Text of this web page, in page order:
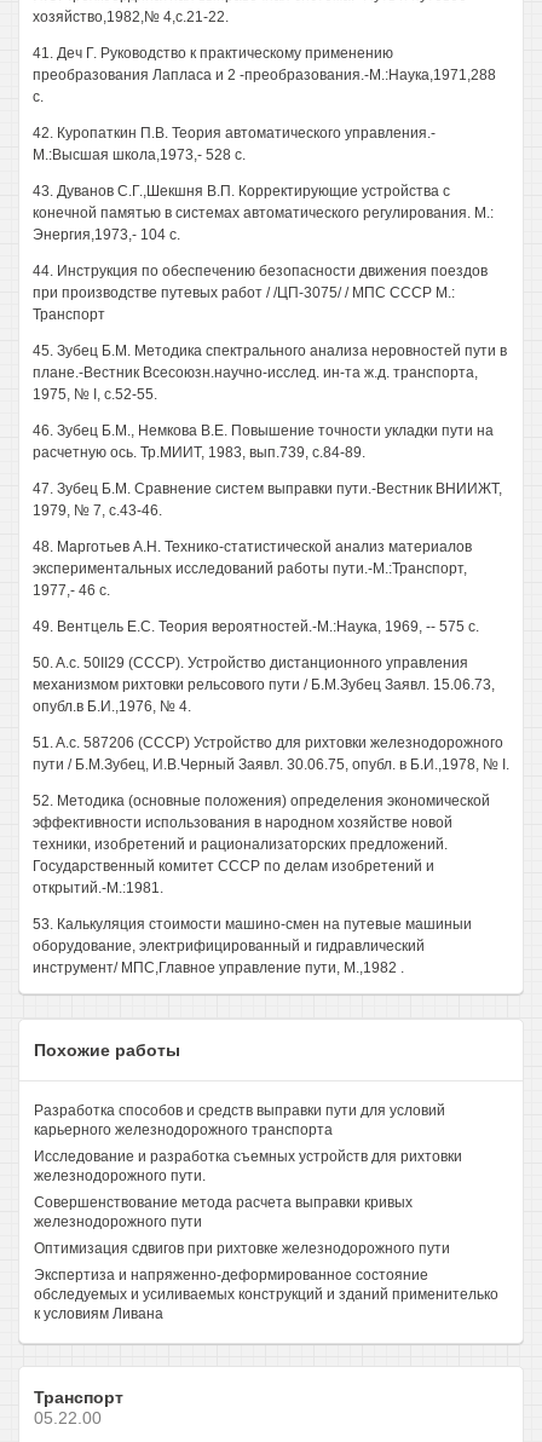
хозяйство,1982,№ 4,с.21-22.
41. Деч Г. Руководство к практическому применению
преобразования Лапласа и 2 -преобразования.-М.:Наука,1971,288
с.
42. Куропаткин П.В. Теория автоматического управления.-
М.:Высшая школа,1973,- 528 с.
43. Дуванов С.Г.,Шекшня В.П. Корректирующие устройства с
конечной памятью в системах автоматического регулирования. М.:
Энергия,1973,- 104 с.
44. Инструкция по обеспечению безопасности движения поездов
при производстве путевых работ / /ЦП-3075/ / МПС СССР М.:
Транспорт
45. Зубец Б.М. Методика спектрального анализа неровностей пути в
плане.-Вестник Всесоюзн.научно-исслед. ин-та ж.д. транспорта,
1975, № I, с.52-55.
46. Зубец Б.М., Немкова В.Е. Повышение точности укладки пути на
расчетную ось. Тр.МИИТ, 1983, вып.739, с.84-89.
47. Зубец Б.М. Сравнение систем выправки пути.-Вестник ВНИИЖТ,
1979, № 7, с.43-46.
48. Марготьев А.Н. Технико-статистической анализ материалов
экспериментальных исследований работы пути.-М.:Транспорт,
1977,- 46 с.
49. Вентцель Е.С. Теория вероятностей.-М.:Наука, 1969, -- 575 с.
50. A.c. 50II29 (СССР). Устройство дистанционного управления
механизмом рихтовки рельсового пути / Б.М.Зубец Заявл. 15.06.73,
опубл.в Б.И.,1976, № 4.
51. A.c. 587206 (СССР) Устройство для рихтовки железнодорожного
пути / Б.М.Зубец, И.В.Черный Заявл. 30.06.75, опубл. в Б.И.,1978, № I.
52. Методика (основные положения) определения экономической
эффективности использования в народном хозяйстве новой
техники, изобретений и рационализаторских предложений.
Государственный комитет СССР по делам изобретений и
открытий.-М.:1981.
53. Калькуляция стоимости машино-смен на путевые машиныи
оборудование, электрифицированный и гидравлический
инструмент/ МПС,Главное управление пути, М.,1982 .
Похожие работы
Разработка способов и средств выправки пути для условий
карьерного железнодорожного транспорта
Исследование и разработка съемных устройств для рихтовки
железнодорожного пути.
Совершенствование метода расчета выправки кривых
железнодорожного пути
Оптимизация сдвигов при рихтовке железнодорожного пути
Экспертиза и напряженно-деформированное состояние
обследуемых и усиливаемых конструкций и зданий применителько
к условиям Ливана
Транспорт
05.22.00